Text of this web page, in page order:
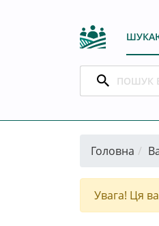
Головна
Увага! Ця